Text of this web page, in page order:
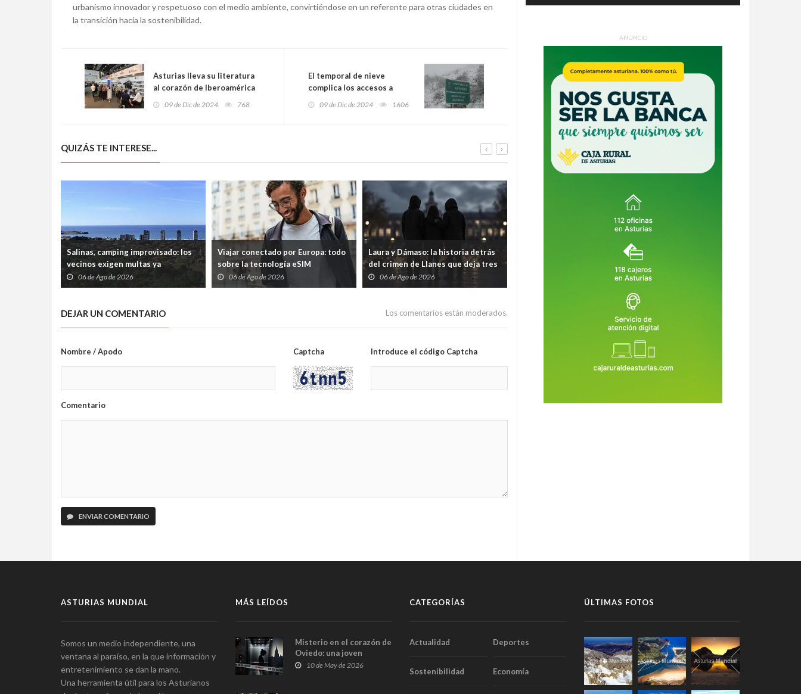
urbanismo innovador y respetuoso con el medio ambiente, convirtiéndose en un referente para otras ciudades en
la transición hacia la sostenibilidad.
Asturias lleva su literatura
al corazón de Iberoamérica
en la Feria Internacional del
09 de Dic de 2024 768
El temporal de nieve
complica los accesos a
Asturias: restricciones en
09 de Dic de 2024 1606
QUIZÁS TE INTERESE...
Salinas, camping improvisado: los
vecinos exigen multas ya
06 de Ago de 2026
Viajar conectado por Europa: todo
sobre la tecnología eSIM
06 de Ago de 2026
Laura y Dámaso: la historia detrás
del crimen de Llanes que deja tres
hijos huérfanos
06 de Ago de 2026
El crimen de Llanes destapa una
cadena de alertas: el asesino había
sido condenado, expulsado de la
DEJAR UN COMENTARIO Los comentarios están moderados.
Nombre / Apodo Captcha Introduce el código Captcha
Comentario
ENVIAR COMENTARIO
ANUNCIO
ASTURIAS MUNDIAL
Somos un medio independiente, una
ventana al paraíso, en la que información y
entretenimiento se dan la mano.
Una herramienta útil para los Asturianos
MÁS LEÍDOS
Misterio en el corazón de
Oviedo: una joven
aparece muerta dentro
10 de May de 2026
CATEGORÍAS
Actualidad Deportes
Sostenibilidad Economía
ÚLTIMAS FOTOS